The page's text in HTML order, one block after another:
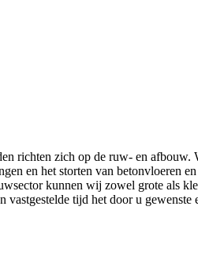
richten zich op de ruw- en
en het storten van betonvloeren
kunnen wij zowel grote als
tijd het door u gewenste